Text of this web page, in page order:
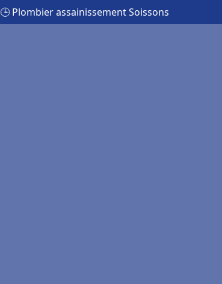
🕒 Plombier assainissement Soissons